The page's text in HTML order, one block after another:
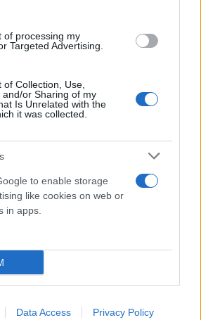
of processing my
Targeted Advertising.
Collection, Use,
and/or Sharing of my
Is Unrelated with the
it was collected.
to enable storage
like cookies on web or
in apps.
Data Access Privacy Policy
κλειδαρά,
κατ’ εξαίρεση.
διαμέρισμα ήταν
Εν συνεχεία επέστρεψαν στην
Κουσίδη, όπου ο γιος επέτρεψε
το γραφείο τελετών μετέβη
η τραγωδία και
μητέρας και κόρης.